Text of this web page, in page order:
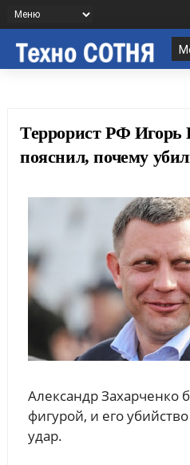
Террорист РФ Игорь
пояснил, почему
Александр Захарченко
фигурой, и его
удар.